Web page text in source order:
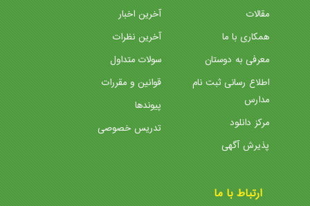
مقالات
همکاری با ما
معرفی به دوستان
اطلاع رسانی ثبت نام
مدارس
مرکز دانلود
پذیرش آگهی
آخرین اخبار
آخرین نظرات
سولات متداول
قوانین و مقررات
پیوندها
تدریس خصوصی
ارتباط با ما